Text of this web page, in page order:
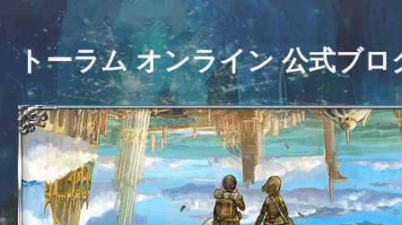
トーラム オンライン 公式ブロ